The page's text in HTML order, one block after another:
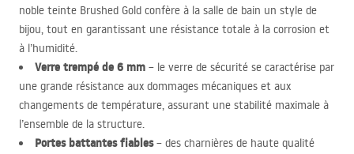
noble teinte Brushed Gold confère à la salle de bain un style de
bijou, tout en garantissant une résistance totale à la corrosion et
à l’humidité.
Verre trempé de 6 mm – le verre de sécurité se caractérise par
une grande résistance aux dommages mécaniques et aux
changements de température, assurant une stabilité maximale à
l’ensemble de la structure.
Portes battantes fiables– des charnières de haute qualité